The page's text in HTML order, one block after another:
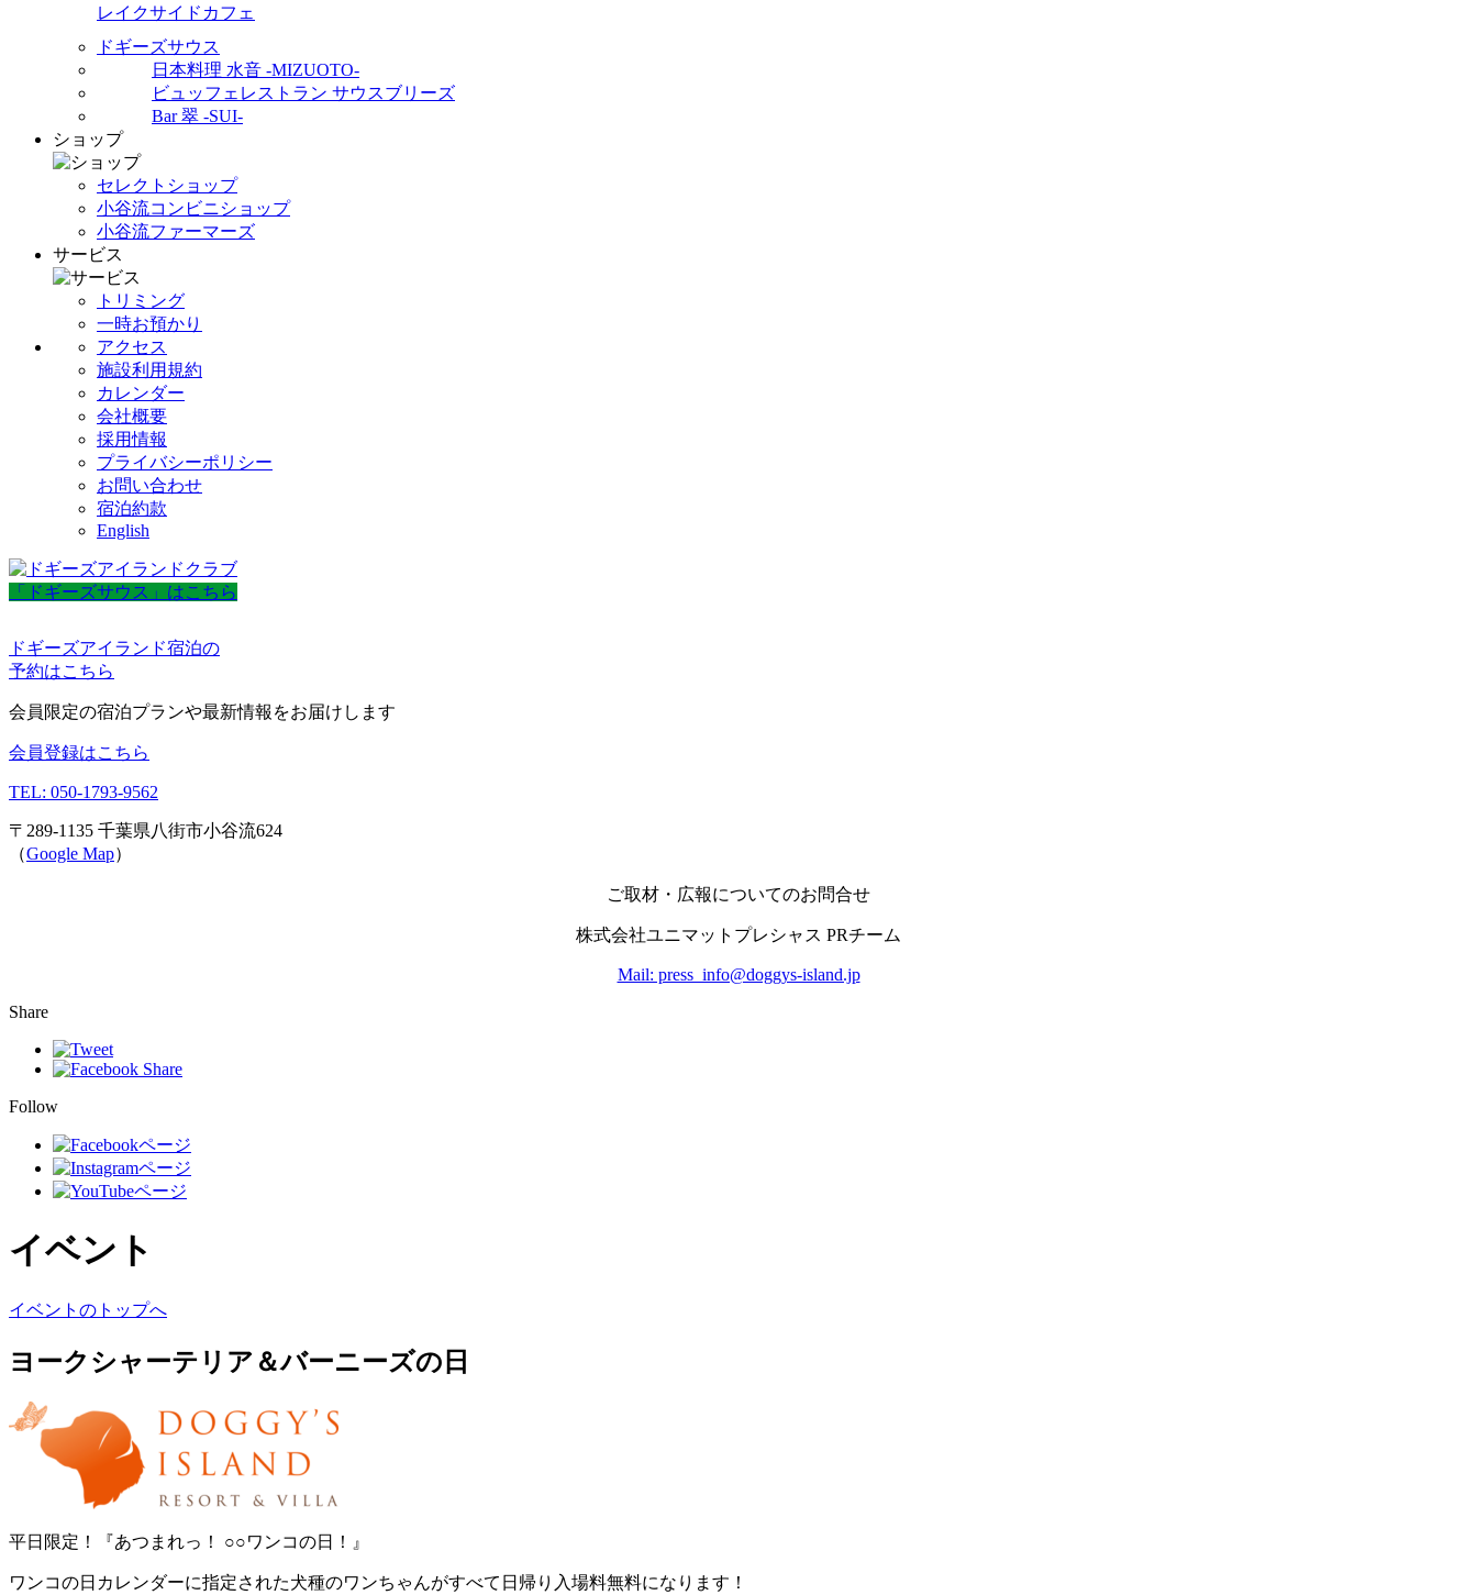
レイクサイドカフェ
ドギーズサウス
日本料理 水音 -MIZUOTO-
ビュッフェレストラン サウスブリーズ
Bar 翠 -SUI-
ショップ
セレクトショップ
小谷流コンビニショップ
小谷流ファーマーズ
サービス
トリミング
一時お預かり
アクセス
施設利用規約
カレンダー
会社概要
採用情報
プライバシーポリシー
お問い合わせ
宿泊約款
English
「ドギーズサウス」はこちら
ドギーズアイランド宿泊の
予約はこちら
会員限定の宿泊プランや最新情報をお届けします
会員登録はこちら
TEL: 050-1793-9562
〒289-1135 千葉県八街市小谷流624
（Google Map）
ご取材・広報についてのお問合せ
株式会社ユニマットプレシャス PRチーム
Mail: press_info@doggys-island.jp
Share
Follow
イベント
イベントのトップへ
ヨークシャーテリア＆バーニーズの日
平日限定！『あつまれっ！ ○○ワンコの日！』
ワンコの日カレンダーに指定された犬種のワンちゃんがすべて日帰り入場料無料になります！